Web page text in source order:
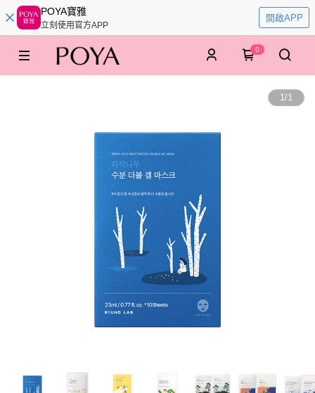
POYA寶雅
立刻使用官方APP
開啟APP
0
1/1